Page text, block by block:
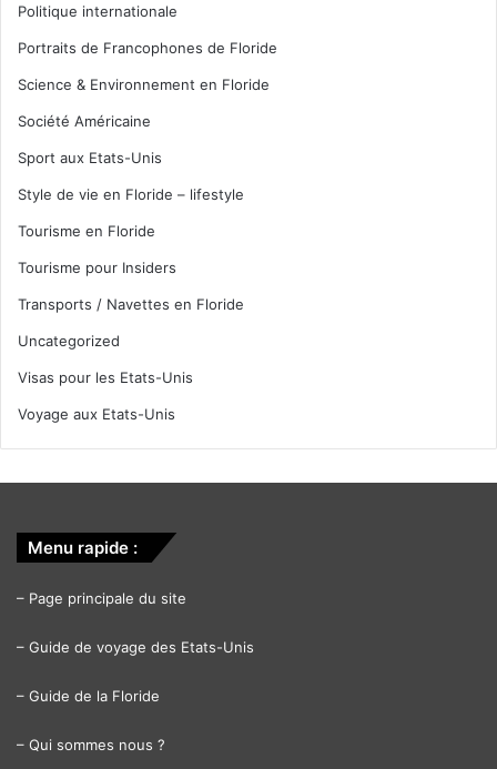
Politique internationale
Portraits de Francophones de Floride
Science & Environnement en Floride
Société Américaine
Sport aux Etats-Unis
Style de vie en Floride – lifestyle
Tourisme en Floride
Tourisme pour Insiders
Transports / Navettes en Floride
Uncategorized
Visas pour les Etats-Unis
Voyage aux Etats-Unis
Menu rapide :
– Page principale du site
– Guide de voyage des Etats-Unis
– Guide de la Floride
– Qui sommes nous ?